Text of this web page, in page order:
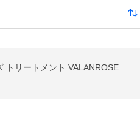
トリートメント VALANROSE